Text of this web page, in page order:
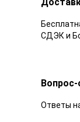
СДЭК и
Вопрос-
Ответы